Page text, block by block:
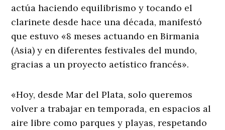
actúa haciendo equilibrismo y tocando el
clarinete desde hace una década, manifestó
que estuvo «8 meses actuando en Birmania
(Asia) y en diferentes festivales del mundo,
gracias a un proyecto aetístico francés».
«Hoy, desde Mar del Plata, solo queremos
volver a trabajar en temporada, en espacios al
aire libre como parques y playas, respetando